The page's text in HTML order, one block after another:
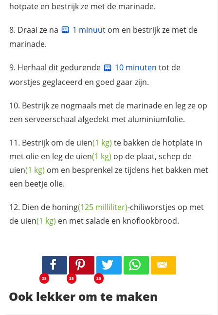
hotpate en bestrijk ze met de marinade.
Draai ze na 1 minuutom en bestrijk ze met de
marinade.
Herhaal dit gedurende 10 minuten tot de
worstjes geglaceerd en goed gaar zijn.
Bestrijk ze nogmaals met de marinade en leg ze op
een serveerschaal afgedekt met aluminiumfolie.
Bestrijk om de uien(1 kg) te bakken de hotplate in
met olie en leg de uien(1 kg) op de plaat, schep de
uien(1 kg) om en besprenkel ze tijdens het bakken met
een beetje olie.
Dien de honing(125 milliliter)-chiliworstjes op met
de uien(1 kg) en met salade en knoflookbrood.
25 25 25
Ook lekker om te maken